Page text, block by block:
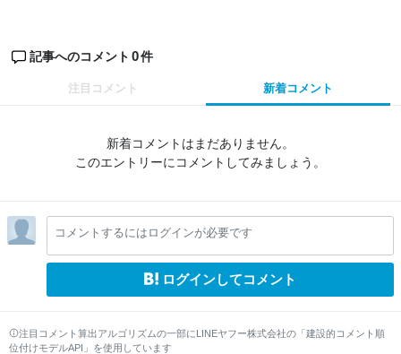
記事へのコメント 0件
注目コメント 新着コメント
新着コメントはまだありません。
このエントリーにコメントしてみましょう。
コメントするにはログインが必要です
ログインしてコメント
注目コメント算出アルゴリズムの一部にLINEヤフー株式会社の「建設的コメント順
位付けモデルAPI」を使用しています